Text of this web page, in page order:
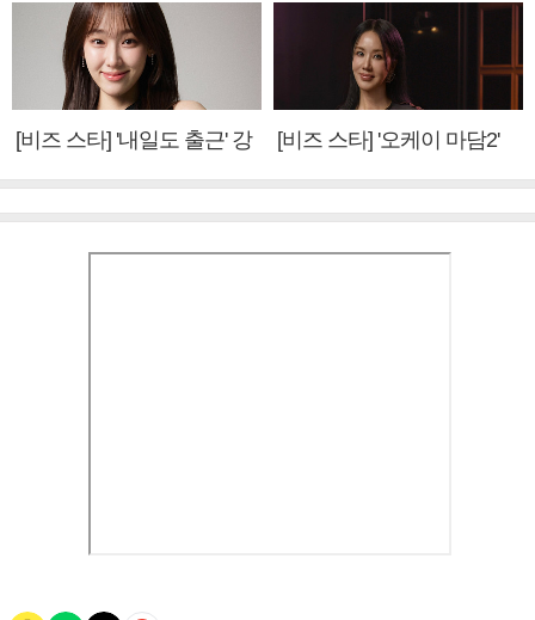
[비즈 스타] '내일도 출근' 강
[비즈 스타] '오케이 마담2'